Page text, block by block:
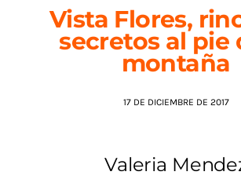
AGENDA
Vista Flores,
secretos al pie
montaña
17 DE DICIEMBRE DE 2017
Valeria